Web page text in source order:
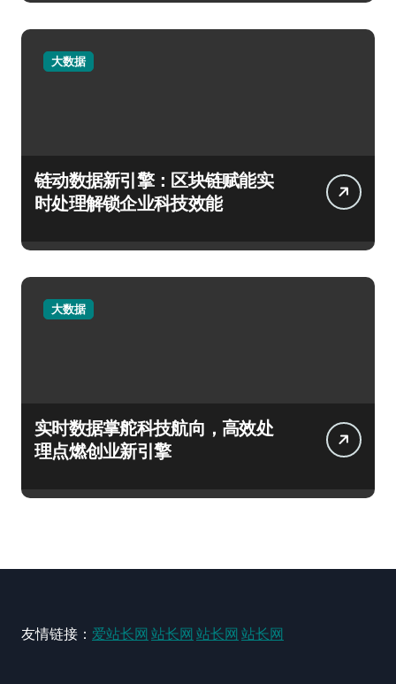
大数据
链动数据新引擎：区块链赋能实
时处理解锁企业科技效能
大数据
实时数据掌舵科技航向，高效处
理点燃创业新引擎
友情链接： 爱站长网 站长网 站长网 站长网